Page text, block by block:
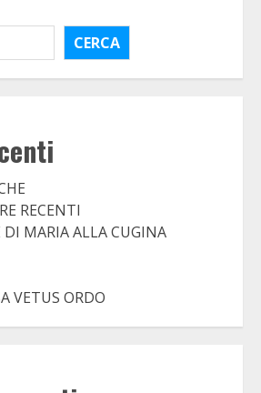
CERCA
RECENTI
MARIA ALLA CUGINA
VETUS ORDO